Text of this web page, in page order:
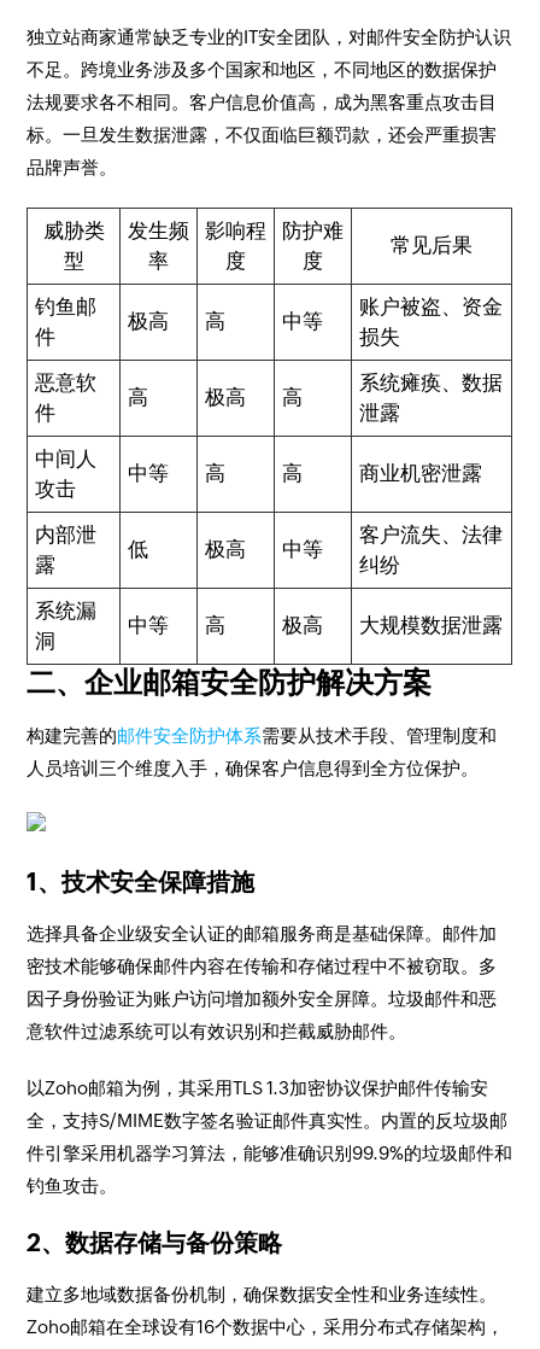
独立站商家通常缺乏专业的IT安全团队，对邮件安全防护认识
不足。跨境业务涉及多个国家和地区，不同地区的数据保护
法规要求各不相同。客户信息价值高，成为黑客重点攻击目
标。一旦发生数据泄露，不仅面临巨额罚款，还会严重损害
品牌声誉。
威胁类
型
发生频
率
影响程
度
防护难
度
常见后果
钓鱼邮
件
极高 高 中等
账户被盗、资金
损失
恶意软
件
高 极高 高
系统瘫痪、数据
泄露
中间人
攻击
中等 高 高 商业机密泄露
内部泄
露
低 极高 中等
客户流失、法律
纠纷
系统漏
洞
中等 高 极高 大规模数据泄露
二、企业邮箱安全防护解决方案
构建完善的邮件安全防护体系需要从技术手段、管理制度和
人员培训三个维度入手，确保客户信息得到全方位保护。
1、技术安全保障措施
选择具备企业级安全认证的邮箱服务商是基础保障。邮件加
密技术能够确保邮件内容在传输和存储过程中不被窃取。多
因子身份验证为账户访问增加额外安全屏障。垃圾邮件和恶
意软件过滤系统可以有效识别和拦截威胁邮件。
以Zoho邮箱为例，其采用TLS 1.3加密协议保护邮件传输安
全，支持S/MIME数字签名验证邮件真实性。内置的反垃圾邮
件引擎采用机器学习算法，能够准确识别99.9%的垃圾邮件和
钓鱼攻击。
2、数据存储与备份策略
建立多地域数据备份机制，确保数据安全性和业务连续性。
Zoho邮箱在全球设有16个数据中心，采用分布式存储架构，